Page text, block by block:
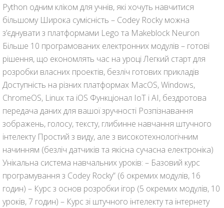
Python одним кліком для учнів, які хочуть навчитися
більшому Широка сумісність – Codey Rocky можна
з’єднувати з платформами Lego та Makeblock Neuron
Більше 10 програмованих електронних модулів – готові
рішення, що економлять час на уроці Легкий старт для
розробки власних проектів, безліч готових прикладів
Доступність на різних платформах MacOS, Windows,
ChromeOS, Linux та iOS Функціонал IoT і AI, бездротова
передача даних для вашої зручності Розпізнавання
зображень, голосу, тексту, глибинне навчання штучного
інтелекту Простий з виду, але з високотехнологічним
начинням (безліч датчиків та якісна сучасна електроніка)
Унікальна система навчальних уроків: – Базовий курс
програмування з Codey Rocky” (6 окремих модулів, 16
годин) – Курс з основ розробки ігор (5 окремих модулів, 10
уроків, 7 годин) – Курс зі штучного інтелекту та інтернету